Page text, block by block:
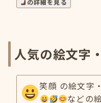
の詳細を見る
人気の絵文字
笑顔 の絵文字
などの